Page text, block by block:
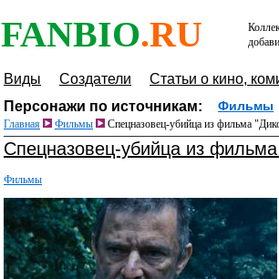
FANBIO.RU
Виды Создатели Статьи о кино,
Персонажи по источникам:
Фильмы
Главная Фильмы Спецназовец-убийца из фильма
Спецназовец-убийца из
Фильмы